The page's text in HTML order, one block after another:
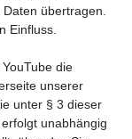
übertragen.
Einfluss.
die
unserer
unter § 3 dieser
unabhängig